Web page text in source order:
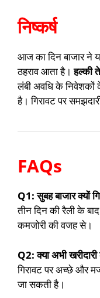
निष्कर्ष
आज का दिन बाजार ने
ठहराव आता है।हल्की
लंबी अवधि के निवेशकों
है। गिरावट पर
FAQs
Q1: सुबह बाजार क्यों
तीन दिन की रैली के
कमजोरी की वजह से।
Q2: क्या अभी
गिरावट पर अच्छे और
जा सकती है।